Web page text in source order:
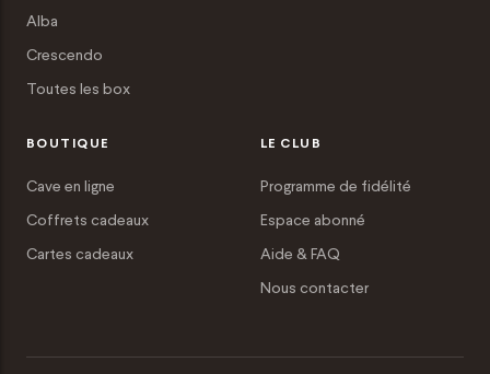
Alba
Crescendo
Toutes les box
BOUTIQUE
Cave en ligne
Coffrets cadeaux
Cartes cadeaux
LE CLUB
Programme de fidélité
Espace abonné
Aide & FAQ
Nous contacter